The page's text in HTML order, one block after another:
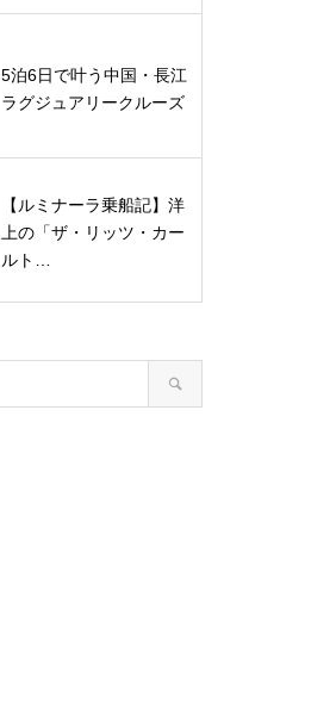
5泊6日で叶う中国・長江
ラグジュアリークルーズ
【ルミナーラ乗船記】洋
上の「ザ・リッツ・カー
ルト…